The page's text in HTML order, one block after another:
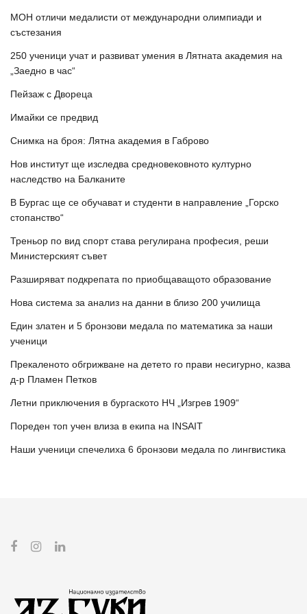
МОН отличи медалисти от международни олимпиади и
състезания
250 ученици учат и развиват умения в Лятната академия на
„Заедно в час“
Пейзаж с Двореца
Имайки се предвид
Снимка на броя: Лятна академия в Габрово
Нов институт ще изследва средновековното културно
наследство на Балканите
В Бургас ще се обучават и студенти в направление „Горско
стопанство“
Треньор по вид спорт става регулирана професия, реши
Министерският съвет
Разширяват подкрепата по приобщаващото образование
Нова система за анализ на данни в близо 200 училища
Един златен и 5 бронзови медала по математика за наши
ученици
Прекаленото обгрижване на детето го прави несигурно, казва
д-р Пламен Петков
Летни приключения в бургаското НЧ „Изгрев 1909“
Пореден топ учен влиза в екипа на INSAIT
Наши ученици спечелиха 6 бронзови медала по лингвистика